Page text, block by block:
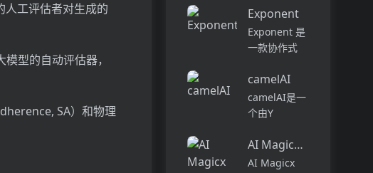
工评估者对生成的
型的自动评估器，
SA）和物理
快速转化为可
行的见解 - 所
有这些都没有
或手动数据输
入。凭借AI的
力量，您可以
充分利用自己
喜欢的书...
Exponent
Exponent 是
一款协作式
理，旨在提升
软件开发的效
率与体验。它
境中工作，从
代码的探索到
camelAI
camelAI是一
个由Y
支持的AI驱动
的数据分析平
AI Magicx Coder
AI Magicx